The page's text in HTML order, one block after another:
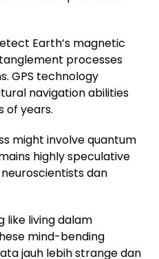
Earth’s magnetic
processes
GPS technology
navigation abilities
of years.
might involve quantum
highly speculative
dan
like living dalam
mind-bending
jauh lebih strange dan